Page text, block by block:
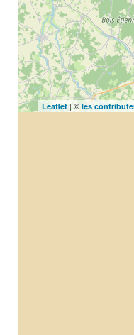
Leaflet | © les